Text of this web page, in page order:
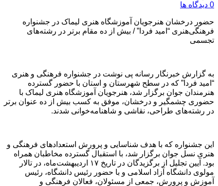
0 دیدگاه ها
حضور درخشان هنرجویان آموزشگاه هنری لیماک در جشنواره
فرهنگی‌هنری “امید فردا” / بیش از ده مقام برتر در رشته‌های
تجسمی
به گزارش خبرنگار رسانه پی نوشت در جشنواره فرهنگی و هنری
“امید فردا” که در سطح شهرستان و استان با حضور گسترده
هنرمندان جوان برگزار شد، هنرجویان آموزشگاه هنری لیماک با
حضوری چشمگیر و درخشان، موفق به کسب بیش از ده عنوان برتر
در رشته‌های طراحی، نقاشی و شاهنامه‌خوانی شدند.
این جشنواره که با هدف شناسایی و پرورش استعدادهای فرهنگی و
هنری نسل جوان برگزار شد، با استقبال گسترده مخاطبان همراه
بود. آیین تجلیل از برگزیدگان در تاریخ ۱۷ اردیبهشت‌ماه، در تالار
مولوی دانشگاه آزاد اسلامی و با حضور رئیس دانشگاه، رئیس
آموزش و پرورش، جمعی از مسئولان، فعالان فرهنگی و